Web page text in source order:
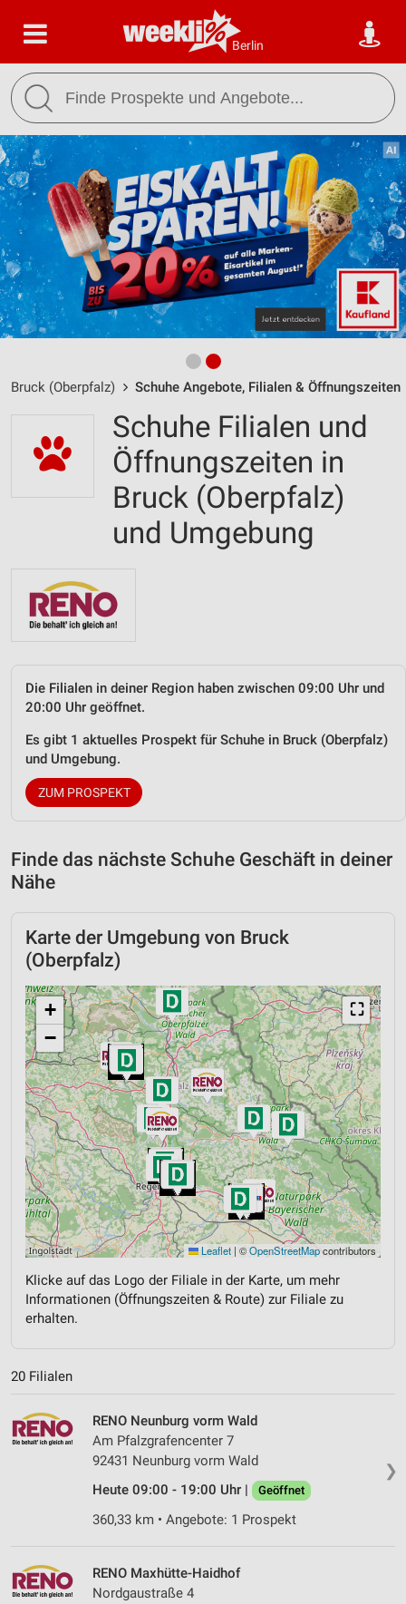
Berlin
Bruck (Oberpfalz) Schuhe Angebote, Filialen & Öffnungszeiten
Schuhe Filialen und
Öffnungszeiten in
Bruck (Oberpfalz)
und Umgebung
Die Filialen in deiner Region haben zwischen 09:00 Uhr und
20:00 Uhr geöffnet.
Es gibt 1 aktuelles Prospekt für Schuhe in Bruck (Oberpfalz)
und Umgebung.
ZUM PROSPEKT
Finde das nächste Schuhe Geschäft in deiner
Nähe
Karte der Umgebung von Bruck
(Oberpfalz)
⛶
+
−
Leaflet | ©OpenStreetMapcontributors
Klicke auf das Logo der Filiale in der Karte, um mehr
Informationen (Öffnungszeiten & Route) zur Filiale zu
erhalten.
20 Filialen
❯
RENO Neunburg vorm Wald
Am Pfalzgrafencenter 7
92431 Neunburg vorm Wald
Heute 09:00 - 19:00 Uhr |
Geöffnet
360,33 km • Angebote: 1 Prospekt
RENO Maxhütte-Haidhof
Nordgaustraße 4